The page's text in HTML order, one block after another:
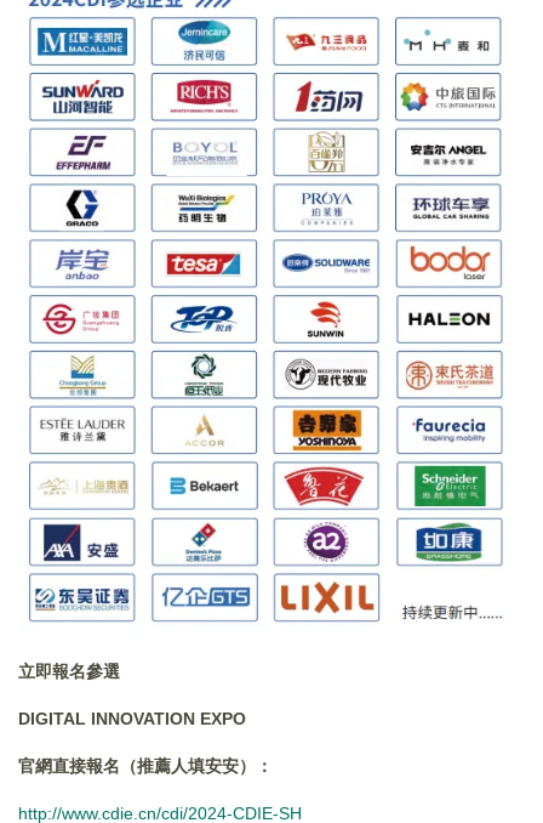
立即報名參選
DIGITAL INNOVATION EXPO
官網直接報名（推薦人填安安）：
http://www.cdie.cn/cdi/2024-CDIE-SH